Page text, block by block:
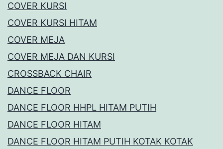
COVER KURSI
COVER KURSI HITAM
COVER MEJA
COVER MEJA DAN KURSI
CROSSBACK CHAIR
DANCE FLOOR
DANCE FLOOR HHPL HITAM PUTIH
DANCE FLOOR HITAM
DANCE FLOOR HITAM PUTIH KOTAK KOTAK